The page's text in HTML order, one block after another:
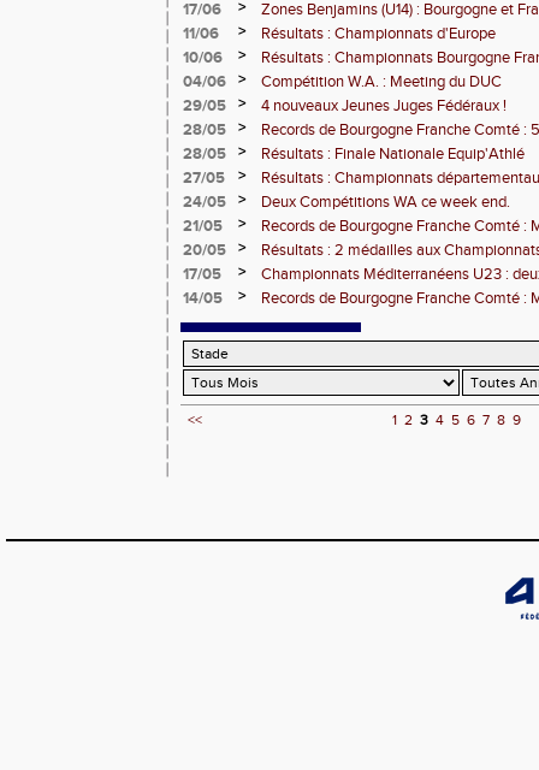
(U16)
17/06 >
Zones Benjamins (U14) : Bourgogne et
11/06
>
Résultats : Championnats d'Europe
10/06
>
Résultats : Championnats Bourgogne
Combinées
04/06 >
Compétition W.A. : Meeting du DUC
29/05
>
4 nouveaux Jeunes Juges Fédéraux !
28/05
>
Records de Bourgogne Franche Comté :
28/05
>
Résultats : Finale Nationale Equip'Athlé
27/05
>
Résultats : Championnats
24/05
>
Deux Compétitions WA ce week end.
21/05
>
Records de Bourgogne Franche Comté :
haies
20/05 >
Résultats : 2 médailles aux
17/05
>
Championnats Méditerranéens U23 :
14/05
>
Records de Bourgogne Franche Comté :
<< 1 2 3 4 5 6 7 8 9